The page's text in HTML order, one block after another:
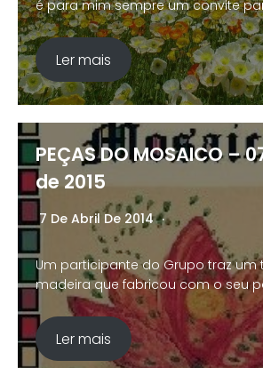
é para mim sempre um convite
Ler mais
PEÇAS DO MOSAICO –
de 2015
7 De Abril De 2014 Nenhum
Um participante do Grupo traz um
madeira que fabricou com o seu
Ler mais